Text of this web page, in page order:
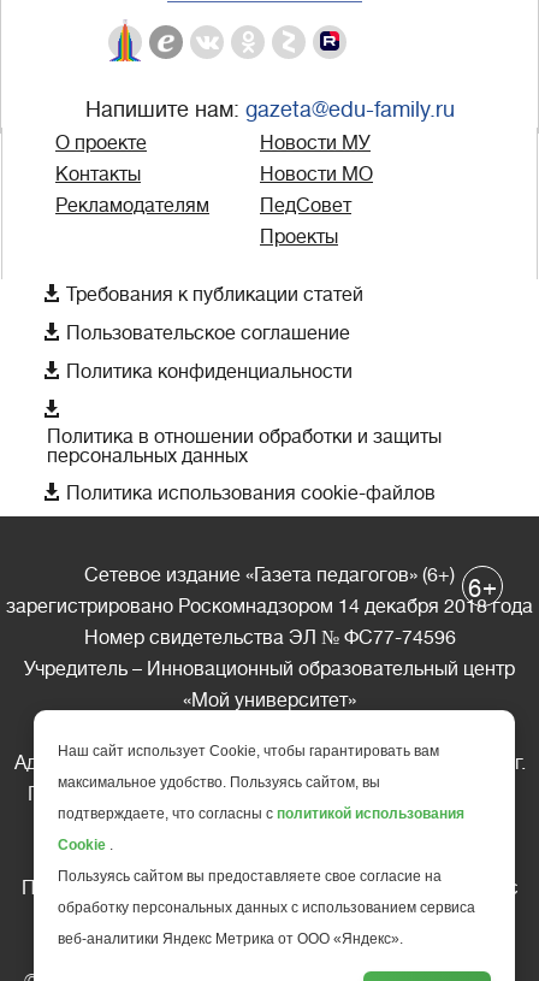
Напишите нам: gazeta@edu-family.ru
О проекте
Контакты
Рекламодателям
Новости МУ
Новости МО
ПедСовет
Проекты
 Требования к публикации статей
 Пользовательское соглашение
 Политика конфиденциальности

Политика в отношении обработки и защиты
персональных данных
 Политика использования cookie-файлов
Сетевое издание «Газета педагогов» (6+)
зарегистрировано Роскомнадзором 14 декабря 2018 года
Номер свидетельства ЭЛ № ФС77-74596
Учредитель – Инновационный образовательный центр
«Мой университет»
Адрес редакции: 185035 Россия, Республика Карелия, г.
Петрозаводск, ул. Фридриха Энгельса д.10, офис 211
Телефон редакции: +7 (499) 685-10-45
Перепечатка материалов газеты допускается только c
письменного разрешения редакции
Ссылка на «Газету педагогов» обязательна.
6+
Наш сайт использует Cookie, чтобы гарантировать вам
максимальное удобство. Пользуясь сайтом, вы
подтверждаете, что согласны с политикой использования
Cookie .
Пользуясь сайтом вы предоставляете свое согласие на
обработку персональных данных с использованием сервиса
веб-аналитики Яндекс Метрика от ООО «Яндекс».